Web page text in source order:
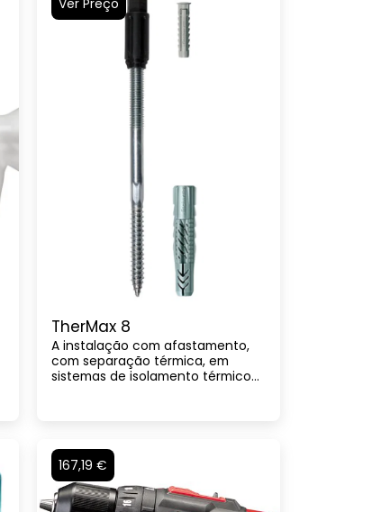
TherMax 8
A instalação com afastamento,
com separação térmica, em
sistemas de isolamento térmico
167,19 €